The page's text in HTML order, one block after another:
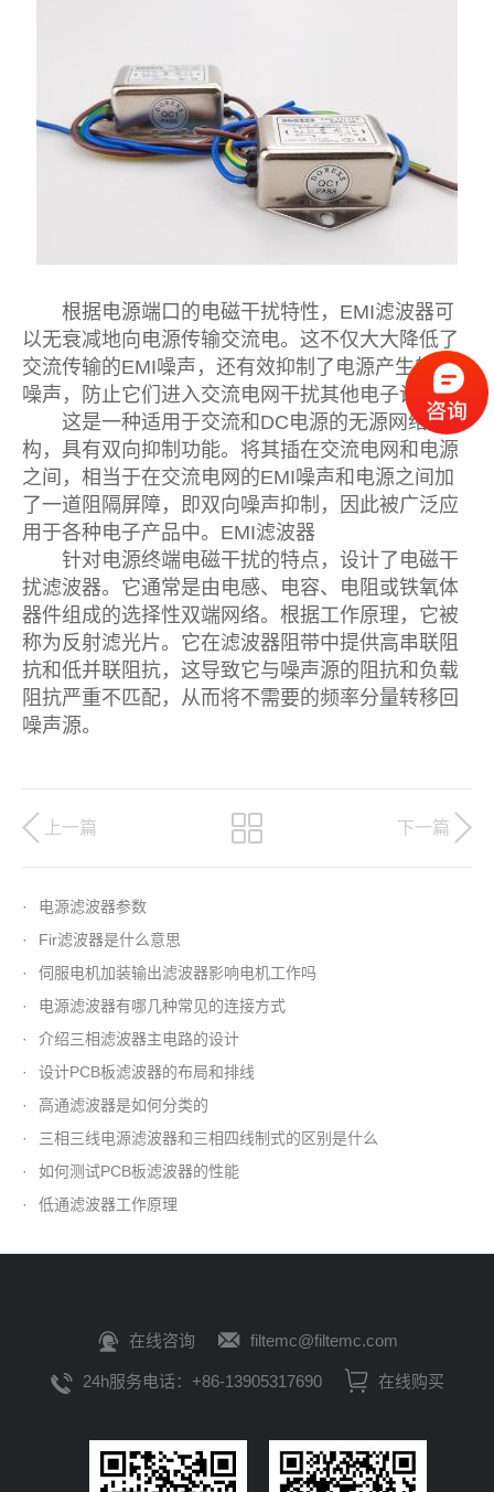
根据电源端口的电磁干扰特性，EMI滤波器可
以无衰减地向电源传输交流电。这不仅大大降低了
交流传输的EMI噪声，还有效抑制了电源产生的EMI
噪声，防止它们进入交流电网干扰其他电子设备。
这是一种适用于交流和DC电源的无源网络结
构，具有双向抑制功能。将其插在交流电网和电源
之间，相当于在交流电网的EMI噪声和电源之间加
了一道阻隔屏障，即双向噪声抑制，因此被广泛应
用于各种电子产品中。EMI滤波器
针对电源终端电磁干扰的特点，设计了电磁干
扰滤波器。它通常是由电感、电容、电阻或铁氧体
器件组成的选择性双端网络。根据工作原理，它被
称为反射滤光片。它在滤波器阻带中提供高串联阻
抗和低并联阻抗，这导致它与噪声源的阻抗和负载
阻抗严重不匹配，从而将不需要的频率分量转移回
噪声源。
上一篇 下一篇
·
电源滤波器参数
·
Fir滤波器是什么意思
·
伺服电机加装输出滤波器影响电机工作吗
·
电源滤波器有哪几种常见的连接方式
·
介绍三相滤波器主电路的设计
·
设计PCB板滤波器的布局和排线
·
高通滤波器是如何分类的
·
三相三线电源滤波器和三相四线制式的区别是什么
·
如何测试PCB板滤波器的性能
·
低通滤波器工作原理
在线咨询 filtemc@filtemc.com
24h服务电话：+86-13905317690 在线购买